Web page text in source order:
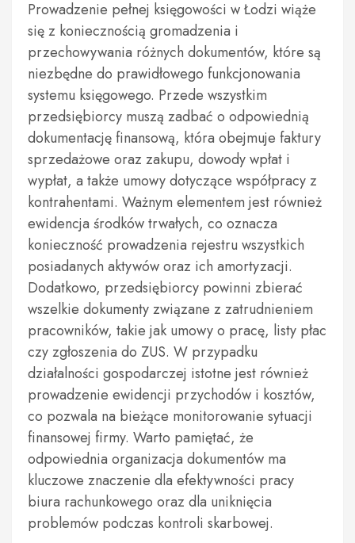
Prowadzenie pełnej księgowości w Łodzi wiąże
się z koniecznością gromadzenia i
przechowywania różnych dokumentów, które są
niezbędne do prawidłowego funkcjonowania
systemu księgowego. Przede wszystkim
przedsiębiorcy muszą zadbać o odpowiednią
dokumentację finansową, która obejmuje faktury
sprzedażowe oraz zakupu, dowody wpłat i
wypłat, a także umowy dotyczące współpracy z
kontrahentami. Ważnym elementem jest również
ewidencja środków trwałych, co oznacza
konieczność prowadzenia rejestru wszystkich
posiadanych aktywów oraz ich amortyzacji.
Dodatkowo, przedsiębiorcy powinni zbierać
wszelkie dokumenty związane z zatrudnieniem
pracowników, takie jak umowy o pracę, listy płac
czy zgłoszenia do ZUS. W przypadku
działalności gospodarczej istotne jest również
prowadzenie ewidencji przychodów i kosztów,
co pozwala na bieżące monitorowanie sytuacji
finansowej firmy. Warto pamiętać, że
odpowiednia organizacja dokumentów ma
kluczowe znaczenie dla efektywności pracy
biura rachunkowego oraz dla uniknięcia
problemów podczas kontroli skarbowej.